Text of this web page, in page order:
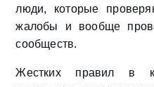
люди, которые
жалобы и вообще
сообществ.
Жестких правил в